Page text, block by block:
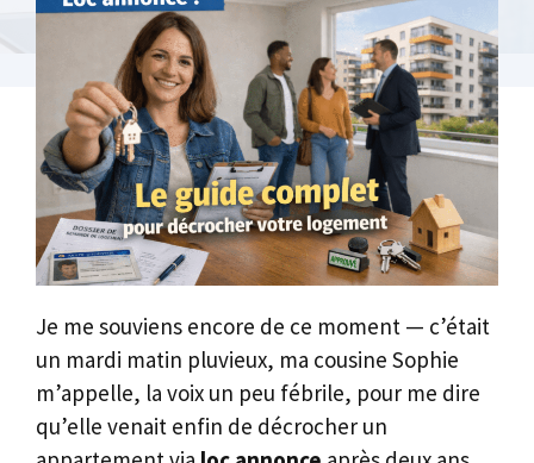
Je me souviens encore de ce moment — c’était
un mardi matin pluvieux, ma cousine Sophie
m’appelle, la voix un peu fébrile, pour me dire
qu’elle venait enfin de décrocher un